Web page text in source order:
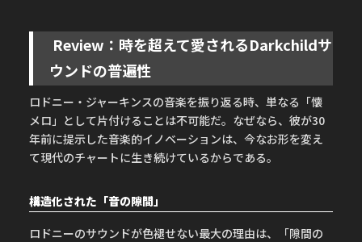
Review：時を超えて愛されるDarkchildサ
ウンドの普遍性
ロドニー・ジャーキンスの音楽を振り返る時、単なる「懐
メロ」として片付けることは不可能だ。なぜなら、彼が30
年前に提示した音楽的イノベーションは、今なお形を変え
て現代のチャートに生き続けているからである。
構造化された「音の隙間」
ロドニーのサウンドが色褪せない最大の理由は、「隙間の